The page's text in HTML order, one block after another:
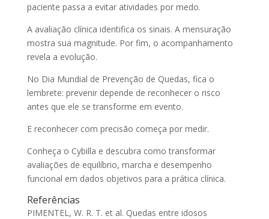
paciente passa a evitar atividades por medo.
A avaliação clínica identifica os sinais. A mensuração
mostra sua magnitude. Por fim, o acompanhamento
revela a evolução.
No Dia Mundial de Prevenção de Quedas, fica o
lembrete: prevenir depende de reconhecer o risco
antes que ele se transforme em evento.
E reconhecer com precisão começa por medir.
Conheça o Cybilla e descubra como transformar
avaliações de equilíbrio, marcha e desempenho
funcional em dados objetivos para a prática clínica.
Referências
PIMENTEL, W. R. T. et al. Quedas entre idosos